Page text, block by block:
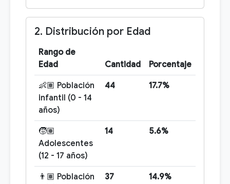
2. Distribución por Edad
Rango de
Edad
Cantidad Porcentaje
👶🏽 Población
infantil (0 - 14
años)
44 17.7%
🧒🏽
Adolescentes
(12 - 17 años)
14 5.6%
👨🏽 Población
37 14.9%